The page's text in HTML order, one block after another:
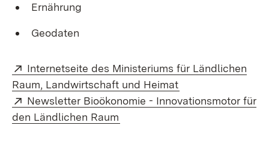
Ernährung
Geodaten
Extern:
Internetseite des Ministeriums für Ländlichen
Raum, Landwirtschaft und Heimat
Extern:
Newsletter Bioökonomie - Innovationsmotor für
den Ländlichen Raum